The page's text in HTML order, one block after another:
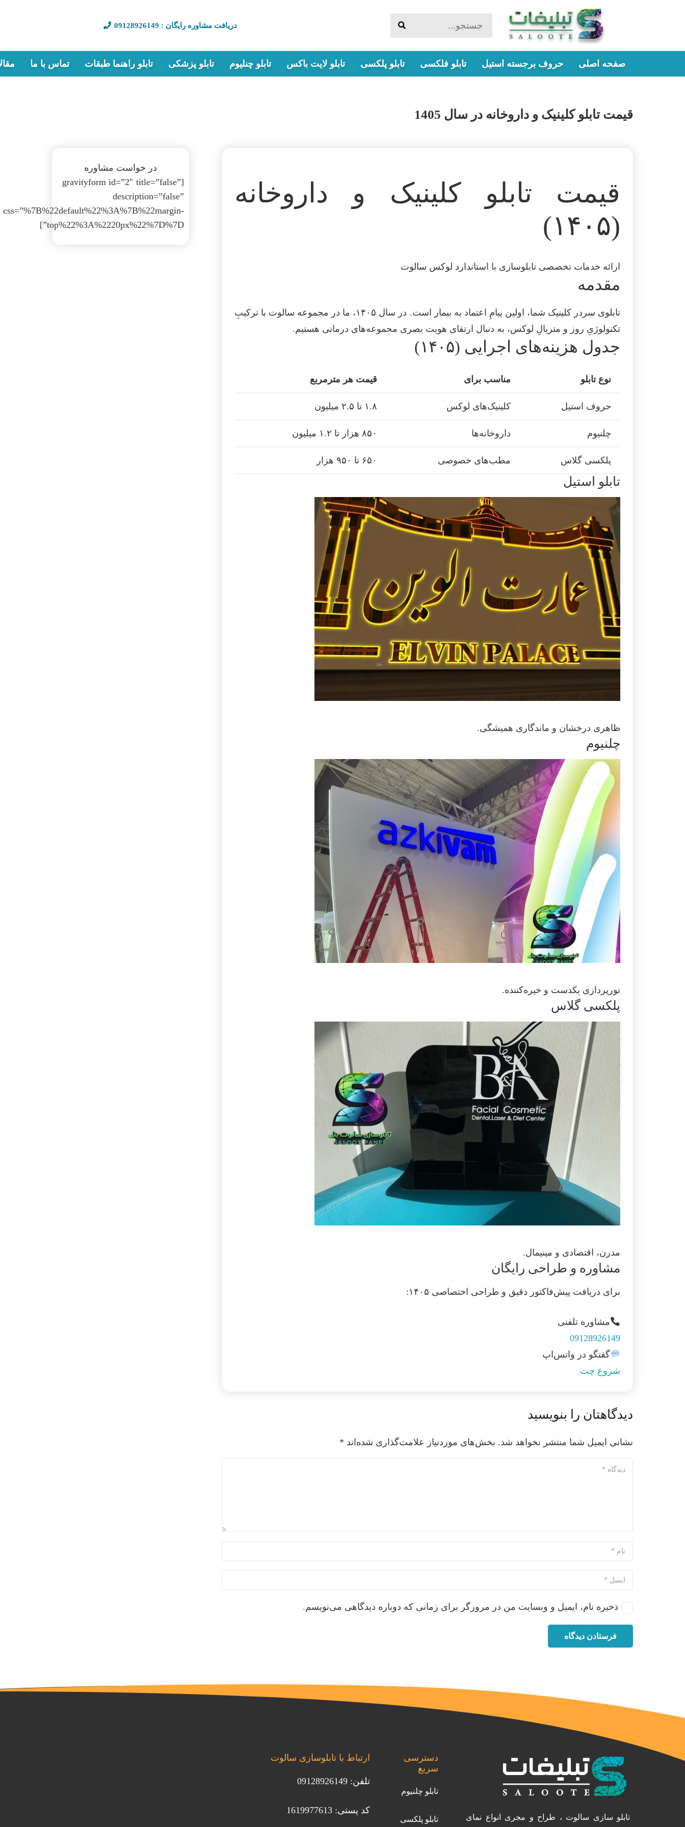
دریافت مشاوره رایگان : 09128926149
صفحه اصلی حروف برجسته استیل تابلو فلکسی تابلو پلکسی تابلو لایت باکس تابلو چنلیوم تابلو پزشکی تابلو راهنما طبقات تماس با ما
قیمت تابلو کلینیک و داروخانه در سال 1405
قیمت تابلو کلینیک و داروخانه
(۱۴۰۵)
ارائه خدمات تخصصی تابلو‌سازی با استاندارد لوکس سالوت
مقدمه
تابلوی سردر کلینیک شما، اولین پیامِ اعتماد به بیمار است. در سال ۱۴۰۵، ما در مجموعه سالوت با ترکیبِ
تکنولوژیِ روز و متریالِ لوکس، به دنبال ارتقای هویت بصری مجموعه‌های درمانی هستیم.
جدول هزینه‌های اجرایی (۱۴۰۵)
نوع تابلو مناسب برای قیمت هر مترمربع
حروف استیل کلینیک‌های لوکس ۱.۸ تا ۲.۵ میلیون
چلنیوم داروخانه‌ها ۸۵۰ هزار تا ۱.۲ میلیون
پلکسی گلاس مطب‌های خصوصی ۶۵۰ تا ۹۵۰ هزار
تابلو استیل
ظاهری درخشان و ماندگاری همیشگی.
چلنیوم
نورپردازی یکدست و خیره‌کننده.
پلکسی گلاس
مدرن، اقتصادی و مینیمال.
مشاوره و طراحی رایگان
برای دریافت پیش‌فاکتور دقیق و طراحی اختصاصی ۱۴۰۵:
مشاوره تلفنی
09128926149
گفتگو در واتس‌اپ
شروع چت
دیدگاهتان را بنویسید
نشانی ایمیل شما منتشر نخواهد شد. بخش‌های موردنیاز علامت‌گذاری شده‌اند *
ذخیره نام، ایمیل و وبسایت من در مرورگر برای زمانی که دوباره دیدگاهی می‌نویسم.
فرستادن دیدگاه
در خواست مشاوره
[gravityform id=”2″ title=”false”
description=”false”
css=”%7B%22default%22%3A%7B%22margin-
top%22%3A%2220px%22%7D%7D”]
تابلو سازی سالوت ، طراح و مجری انواع نمای
دسترسی
سریع
تابلو چلنیوم
تابلو پلکسی
ارتباط با تابلوسازی سالوت
تلفن: 09128926149
کد پستی: 1619977613